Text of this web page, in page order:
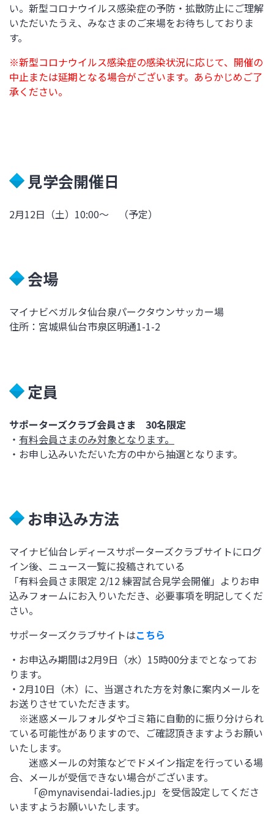
い。新型コロナウイルス感染症の予防・拡散防止にご理解
いただいたうえ、みなさまのご来場をお待ちしておりま
す。
※新型コロナウイルス感染症の感染状況に応じて、開催の
中止または延期となる場合がございます。あらかじめご了
承ください。
見学会開催日
2月12日（土）10:00～ （予定）
会場
マイナビベガルタ仙台泉パークタウンサッカー場
住所：宮城県仙台市泉区明通1-1-2
定員
サポーターズクラブ会員さま 30名限定
・ 有料会員さまのみ対象となります。
・お申し込みいただいた方の中から抽選となります。
お申込み方法
マイナビ仙台レディースサポーターズクラブサイトにログ
イン後、ニュース一覧に投稿されている
「有料会員さま限定 2/12 練習試合見学会開催」よりお申
込みフォームにお入りいただき、必要事項を明記してくだ
さい。
サポーターズクラブサイトはこちら
・お申込み期間は2月9日（水）15時00分までとなってお
ります。
・2月10日（木）に、当選された方を対象に案内メールを
お送りさせていただきます。
※迷惑メールフォルダやゴミ箱に自動的に振り分けられ
ている可能性がありますので、ご確認頂きますようお願い
いたします。
迷惑メールの対策などでドメイン指定を行っている場
合、メールが受信できない場合がございます。
「@mynavisendai-ladies.jp」を受信設定してくださ
いますようお願いいたします。